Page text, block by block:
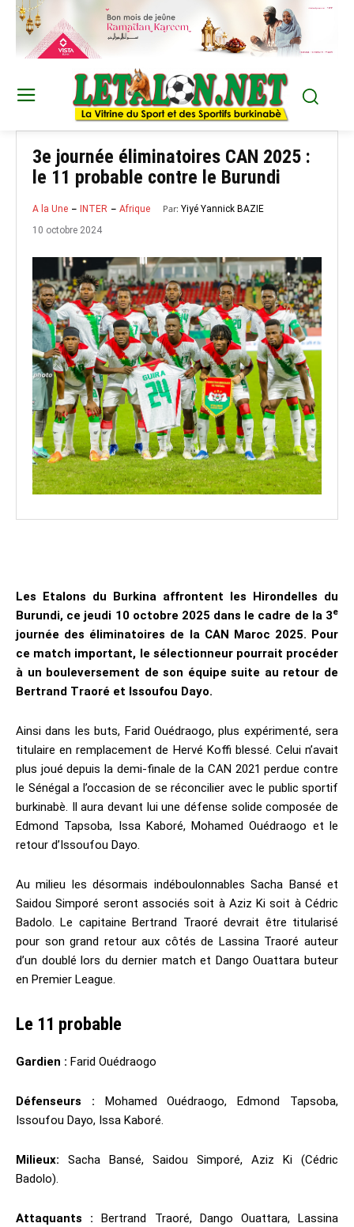
3e journée éliminatoires CAN 2025 :
le 11 probable contre le Burundi
A la Une INTER Afrique Par: Yiyé Yannick BAZIE
10 octobre 2024
Les Etalons du Burkina affrontent les Hirondelles du
Burundi, ce jeudi 10 octobre 2025 dans le cadre de la 3e
journée des éliminatoires de la CAN Maroc 2025. Pour
ce match important, le sélectionneur pourrait procéder
à un bouleversement de son équipe suite au retour de
Bertrand Traoré et Issoufou Dayo.
Ainsi dans les buts, Farid Ouédraogo, plus expérimenté, sera
titulaire en remplacement de Hervé Koffi blessé. Celui n’avait
plus joué depuis la demi-finale de la CAN 2021 perdue contre
le Sénégal a l’occasion de se réconcilier avec le public sportif
burkinabè. Il aura devant lui une défense solide composée de
Edmond Tapsoba, Issa Kaboré, Mohamed Ouédraogo et le
retour d’Issoufou Dayo.
Au milieu les désormais indéboulonnables Sacha Bansé et
Saidou Simporé seront associés soit à Aziz Ki soit à Cédric
Badolo. Le capitaine Bertrand Traoré devrait être titularisé
pour son grand retour aux côtés de Lassina Traoré auteur
d’un doublé lors du dernier match et Dango Ouattara buteur
en Premier League.
Le 11 probable
Gardien : Farid Ouédraogo
Défenseurs : Mohamed Ouédraogo, Edmond Tapsoba,
Issoufou Dayo, Issa Kaboré.
Milieux: Sacha Bansé, Saidou Simporé, Aziz Ki (Cédric
Badolo).
Attaquants : Bertrand Traoré, Dango Ouattara, Lassina